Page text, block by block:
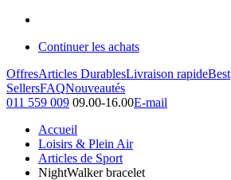
Continuer les achats
OffresArticles DurablesLivraison rapideBest
SellersFAQNouveautés
011 559 009 09.00-16.00E-mail
Accueil
Loisirs & Plein Air
Articles de Sport
NightWalker bracelet